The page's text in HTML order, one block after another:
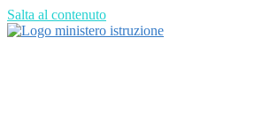
Salta al contenuto